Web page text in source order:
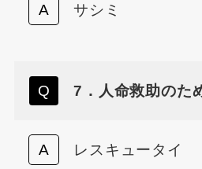
サシミ
7．人命救助のた
レスキュータイ